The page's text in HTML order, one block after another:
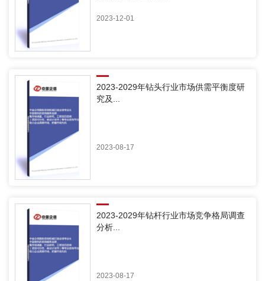
2023-12-01
2023-2029年钻头行业市场供需平衡度研
究及...
2023-08-17
2023-2029年钻杆行业市场竞争格局调查
分析...
2023-08-17